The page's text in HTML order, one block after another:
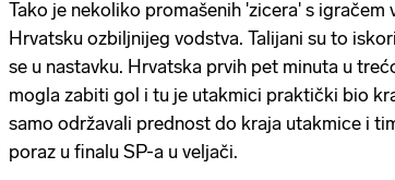
Tako je nekoliko promašenih 'zicera' s igračem
Hrvatsku ozbiljnijeg vodstva. Talijani su to
se u nastavku. Hrvatska prvih pet minuta u
mogla zabiti gol i tu je utakmici praktički bio
samo održavali prednost do kraja utakmice i
poraz u finalu SP-a u veljači.